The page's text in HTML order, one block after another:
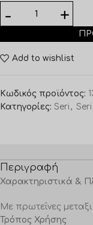
Add to wishlist
Κωδικός προϊόντος:
Κατηγορίες: Seri ,
Περιγραφή
Χαρακτηριστικά &
Με πρωτεΐνες
Τρόπος Χρήσης